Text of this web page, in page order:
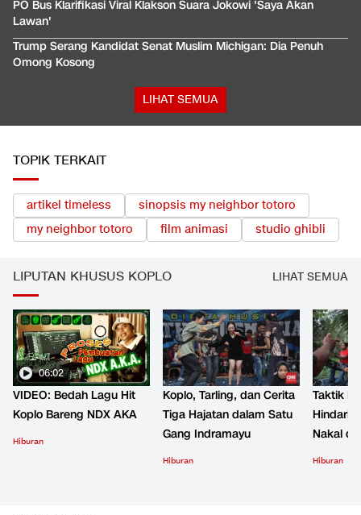
PO Bus Klarifikasi Viral Klakson Suara Jokowi 'Saya Akan
Lawan'
Trump Serang Kandidat Senat Muslim Michigan: Dia Penuh
Omong Kosong
LIHAT SEMUA
TOPIK TERKAIT
artikel timeless
sinopsis my neighbor totoro
my neighbor totoro
film animasi studio ghibli
LIPUTAN KHUSUS KOPLO LIHAT SEMUA
06:02
VIDEO: Bedah Lagu Hit
Koplo Bareng NDX AKA
Hiburan
Koplo, Tarling, dan Cerita
Tiga Hajatan dalam Satu
Gang Indramayu
Hiburan
Taktik
Hindari
Nakal
Hiburan